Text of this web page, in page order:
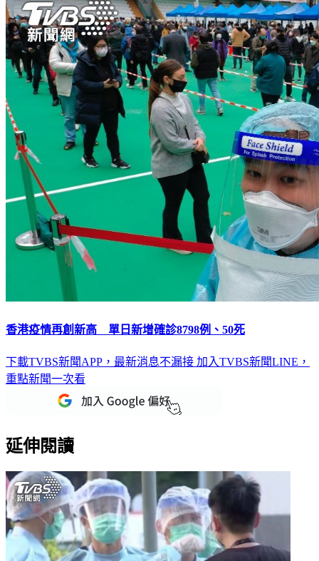
香港疫情再創新高 單日新增確診8798例、50死
下載TVBS新聞APP，最新消息不漏接 加入TVBS新聞LINE，
重點新聞一次看
延伸閱讀